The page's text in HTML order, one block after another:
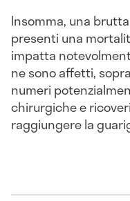
Insomma, una
presenti una
impatta
ne sono affetti,
numeri
chirurgiche e
raggiungere la